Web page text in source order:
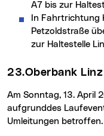
A7 bis zur
In Fahrtrichtung
Petzoldstraße
zur Haltestelle
23.Oberbank
Am Sonntag, 13. April 2025, ist der Großteil des Liniennetzes
aufgrunddes
Umleitungen betroffen.